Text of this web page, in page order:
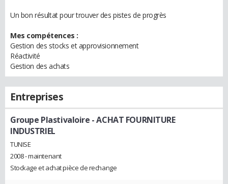
Un bon résultat pour trouver des pistes de progrès
Mes compétences :
Gestion des stocks et approvisionnement
Réactivité
Gestion des achats
Entreprises
Groupe Plastivaloire - ACHAT FOURNITURE
INDUSTRIEL
TUNISE
2008 - maintenant
Stockage et achat pièce de rechange